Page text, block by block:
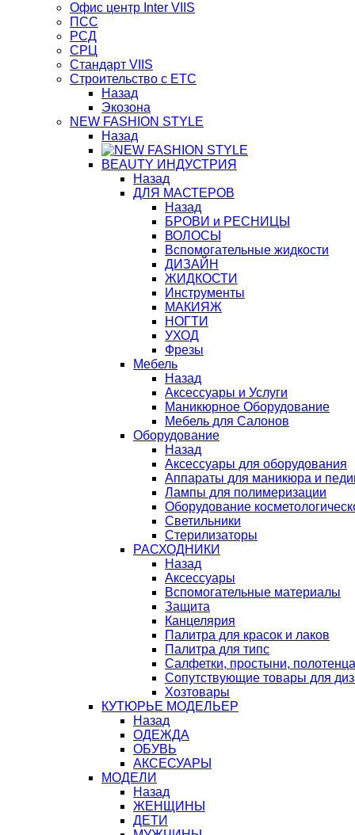
Офис центр Inter VIIS
ПСС
РСД
СРЦ
Стандарт VIIS
Строительство с ЕТС
Назад
Экозона
NEW FASHION STYLE
Назад
BЕАUTY ИНДУСТРИЯ
Назад
ДЛЯ МАСТЕРОВ
Назад
БРОВИ и РЕСНИЦЫ
ВОЛОСЫ
Вспомогательные жидкости
ДИЗАЙН
ЖИДКОСТИ
Инструменты
МАКИЯЖ
НОГТИ
УХОД
Фрезы
Мебель
Назад
Аксессуары и Услуги
Маникюрное Оборудование
Мебель для Салонов
Оборудование
Назад
Аксессуары для оборудования
Аппараты для маникюра и
Лампы для полимеризации
Оборудование
Светильники
Стерилизаторы
РАСХОДНИКИ
Назад
Аксессуары
Вспомогательные материалы
Защита
Канцелярия
Палитра для красок и лаков
Палитра для типс
Салфетки, простыни, полотенца
Сопутствующие товары для
Хозтовары
КУТЮРЬЕ МОДЕЛЬЕР
Назад
ОДЕЖДА
ОБУВЬ
АКСЕСУАРЫ
МОДЕЛИ
Назад
ЖЕНЩИНЫ
ДЕТИ